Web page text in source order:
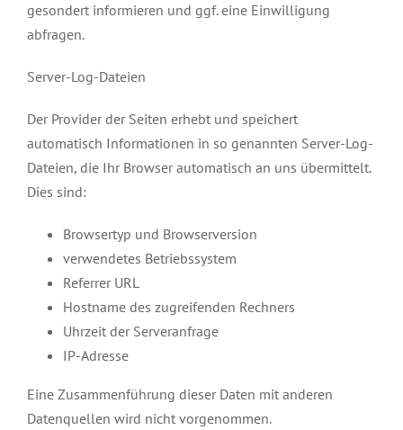
gesondert informieren und ggf. eine Einwilligung
abfragen.
Server-Log-Dateien
Der Provider der Seiten erhebt und speichert
automatisch Informationen in so genannten Server-Log-
Dateien, die Ihr Browser automatisch an uns übermittelt.
Dies sind:
Browsertyp und Browserversion
verwendetes Betriebssystem
Referrer URL
Hostname des zugreifenden Rechners
Uhrzeit der Serveranfrage
IP-Adresse
Eine Zusammenführung dieser Daten mit anderen
Datenquellen wird nicht vorgenommen.